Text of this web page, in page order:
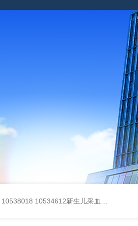
10538018 10534612新生儿采血纸 3119-